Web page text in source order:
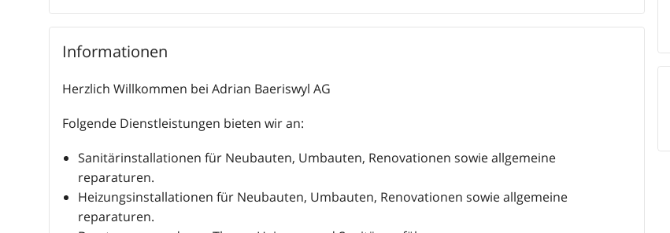
Informationen
Herzlich Willkommen bei Adrian Baeriswyl AG
Folgende Dienstleistungen bieten wir an:
Sanitärinstallationen für Neubauten, Umbauten, Renovationen sowie allgemeine
reparaturen.
Heizungsinstallationen für Neubauten, Umbauten, Renovationen sowie allgemeine
reparaturen.